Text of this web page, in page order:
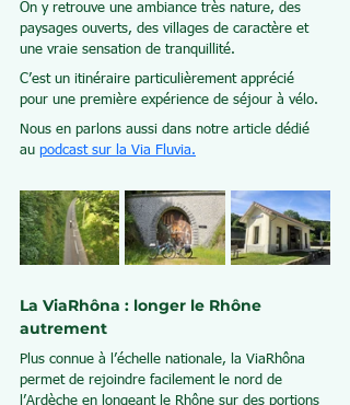
On y retrouve une ambiance très nature, des
paysages ouverts, des villages de caractère et
une vraie sensation de tranquillité.
C’est un itinéraire particulièrement apprécié
pour une première expérience de séjour à vélo.
Nous en parlons aussi dans notre article dédié
au podcast sur la Via Fluvia.
La ViaRhôna : longer le Rhône
autrement
Plus connue à l’échelle nationale, la ViaRhôna
permet de rejoindre facilement le nord de
l’Ardèche en longeant le Rhône sur des portions